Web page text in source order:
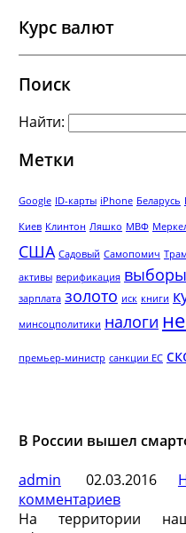
Курс валют
Поиск
Найти:
Метки
Google ID-карты iPhone Беларусь
Киев Клинтон Ляшко МВФ
США Садовый Самопомич
активы верификация выборы
зарплата золото иск книги
минсоцполитики налоги
премьер-министр санкции ЕС
В России вышел
admin
02.03.2016
комментариев
На территории